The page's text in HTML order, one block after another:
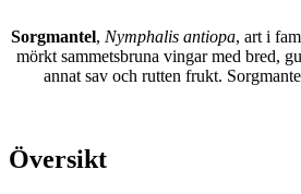
Sorgmantel, Nymphalis antiopa, art i
mörkt sammetsbruna vingar med bred,
annat sav och rutten frukt.
Översikt